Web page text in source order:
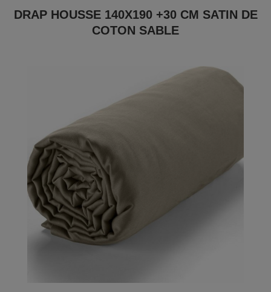
DRAP HOUSSE 140X190 +30 CM SATIN DE
COTON SABLE